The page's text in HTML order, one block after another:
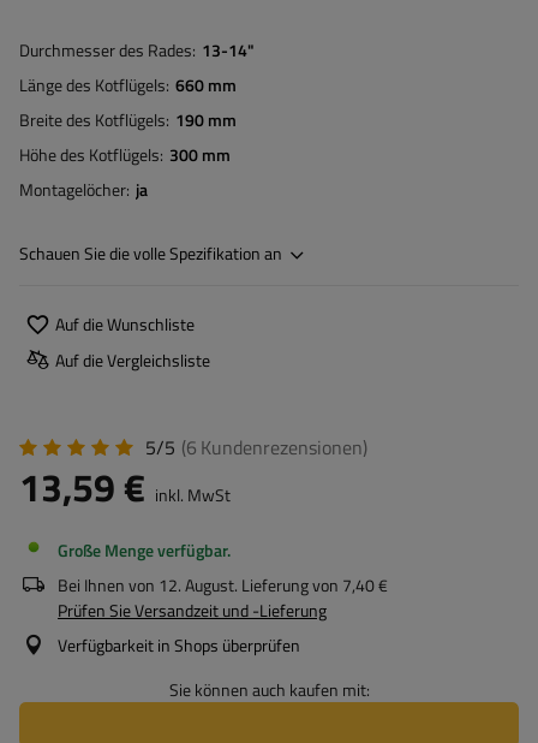
Durchmesser des Rades 13-14"
Länge des Kotflügels 660 mm
Breite des Kotflügels 190 mm
Höhe des Kotflügels 300 mm
Montagelöcher ja
Schauen Sie die volle Spezifikation an
Auf die Wunschliste
Auf die Vergleichsliste
5/5 (6 Kundenrezensionen)
13,59 € inkl. MwSt
Große Menge verfügbar
Bei Ihnen von 12. August. Lieferung von 7,40 €
Prüfen Sie Versandzeit und -Lieferung
Verfügbarkeit in Shops überprüfen
Sie können auch kaufen mit: